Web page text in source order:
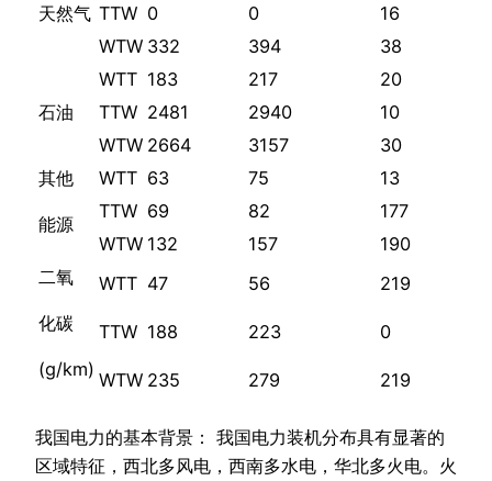
天然气 TTW 0 0
16
WTW 332 394 38
石油
WTT 183 217
20
TTW 2481 2940
10
WTW 2664 3157
30
其他
能源
WTT 63 75
13
TTW 69 82
177
WTW 132 157
190
二氧
化碳
(g/km)
WTT 47 56 219
TTW 188 223 0
WTW 235 279 219
我国电力的基本背景： 我国电力装机分布具有显著的
区域特征，西北多风电，西南多水电，华北多火电。火